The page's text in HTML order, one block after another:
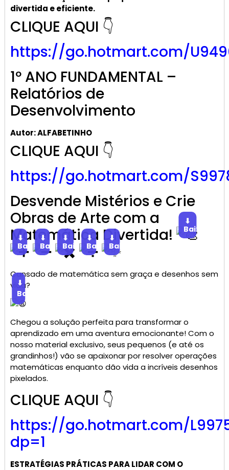
divertida e eficiente.
CLIQUE AQUI 👇
https://go.hotmart.com/
1º ANO FUNDAMENTAL –
Relatórios de
Desenvolvimento
Autor: ALFABETINHO
CLIQUE AQUI 👇
https://go.hotmart.com/
Desvende Mistérios e Crie
Obras de Arte com a
Matemática Divertida!
⬇
Baixar
⬇
Baixar
⬇
Baixar
⬇
Baixar
⬇
Baixar
⬇
Baixar
Cansado de matemática sem graça e desenhos sem
vida?
⬇
Baixar
Chegou a solução perfeita para transformar o
aprendizado em uma aventura emocionante! Com o
nosso material exclusivo, seus pequenos (e até os
grandinhos!) vão se apaixonar por resolver operações
matemáticas enquanto dão vida a incríveis desenhos
pixelados.
CLIQUE AQUI 👇
https://go.hotmart.com/
dp=1
ESTRATÉGIAS PRÁTICAS PARA LIDAR COM O